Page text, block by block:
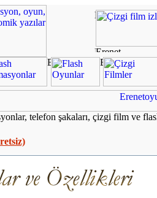
telefon şakaları, çizgi film ve